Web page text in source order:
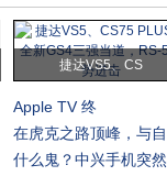
捷达VS5、CS
Apple TV 终
在虎克之路顶峰，与自
什么鬼？中兴手机突然